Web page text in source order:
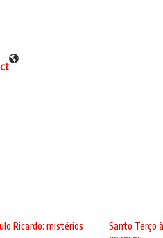
Ricardo: mistérios
Santo Terço